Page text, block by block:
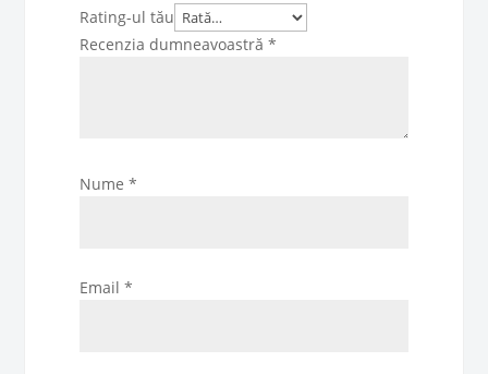
Rating-ul tău
Recenzia dumneavoastră*
Nume*
Email*